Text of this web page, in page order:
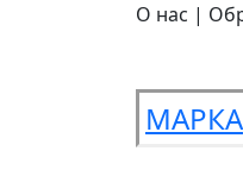
О нас |
МАРКА